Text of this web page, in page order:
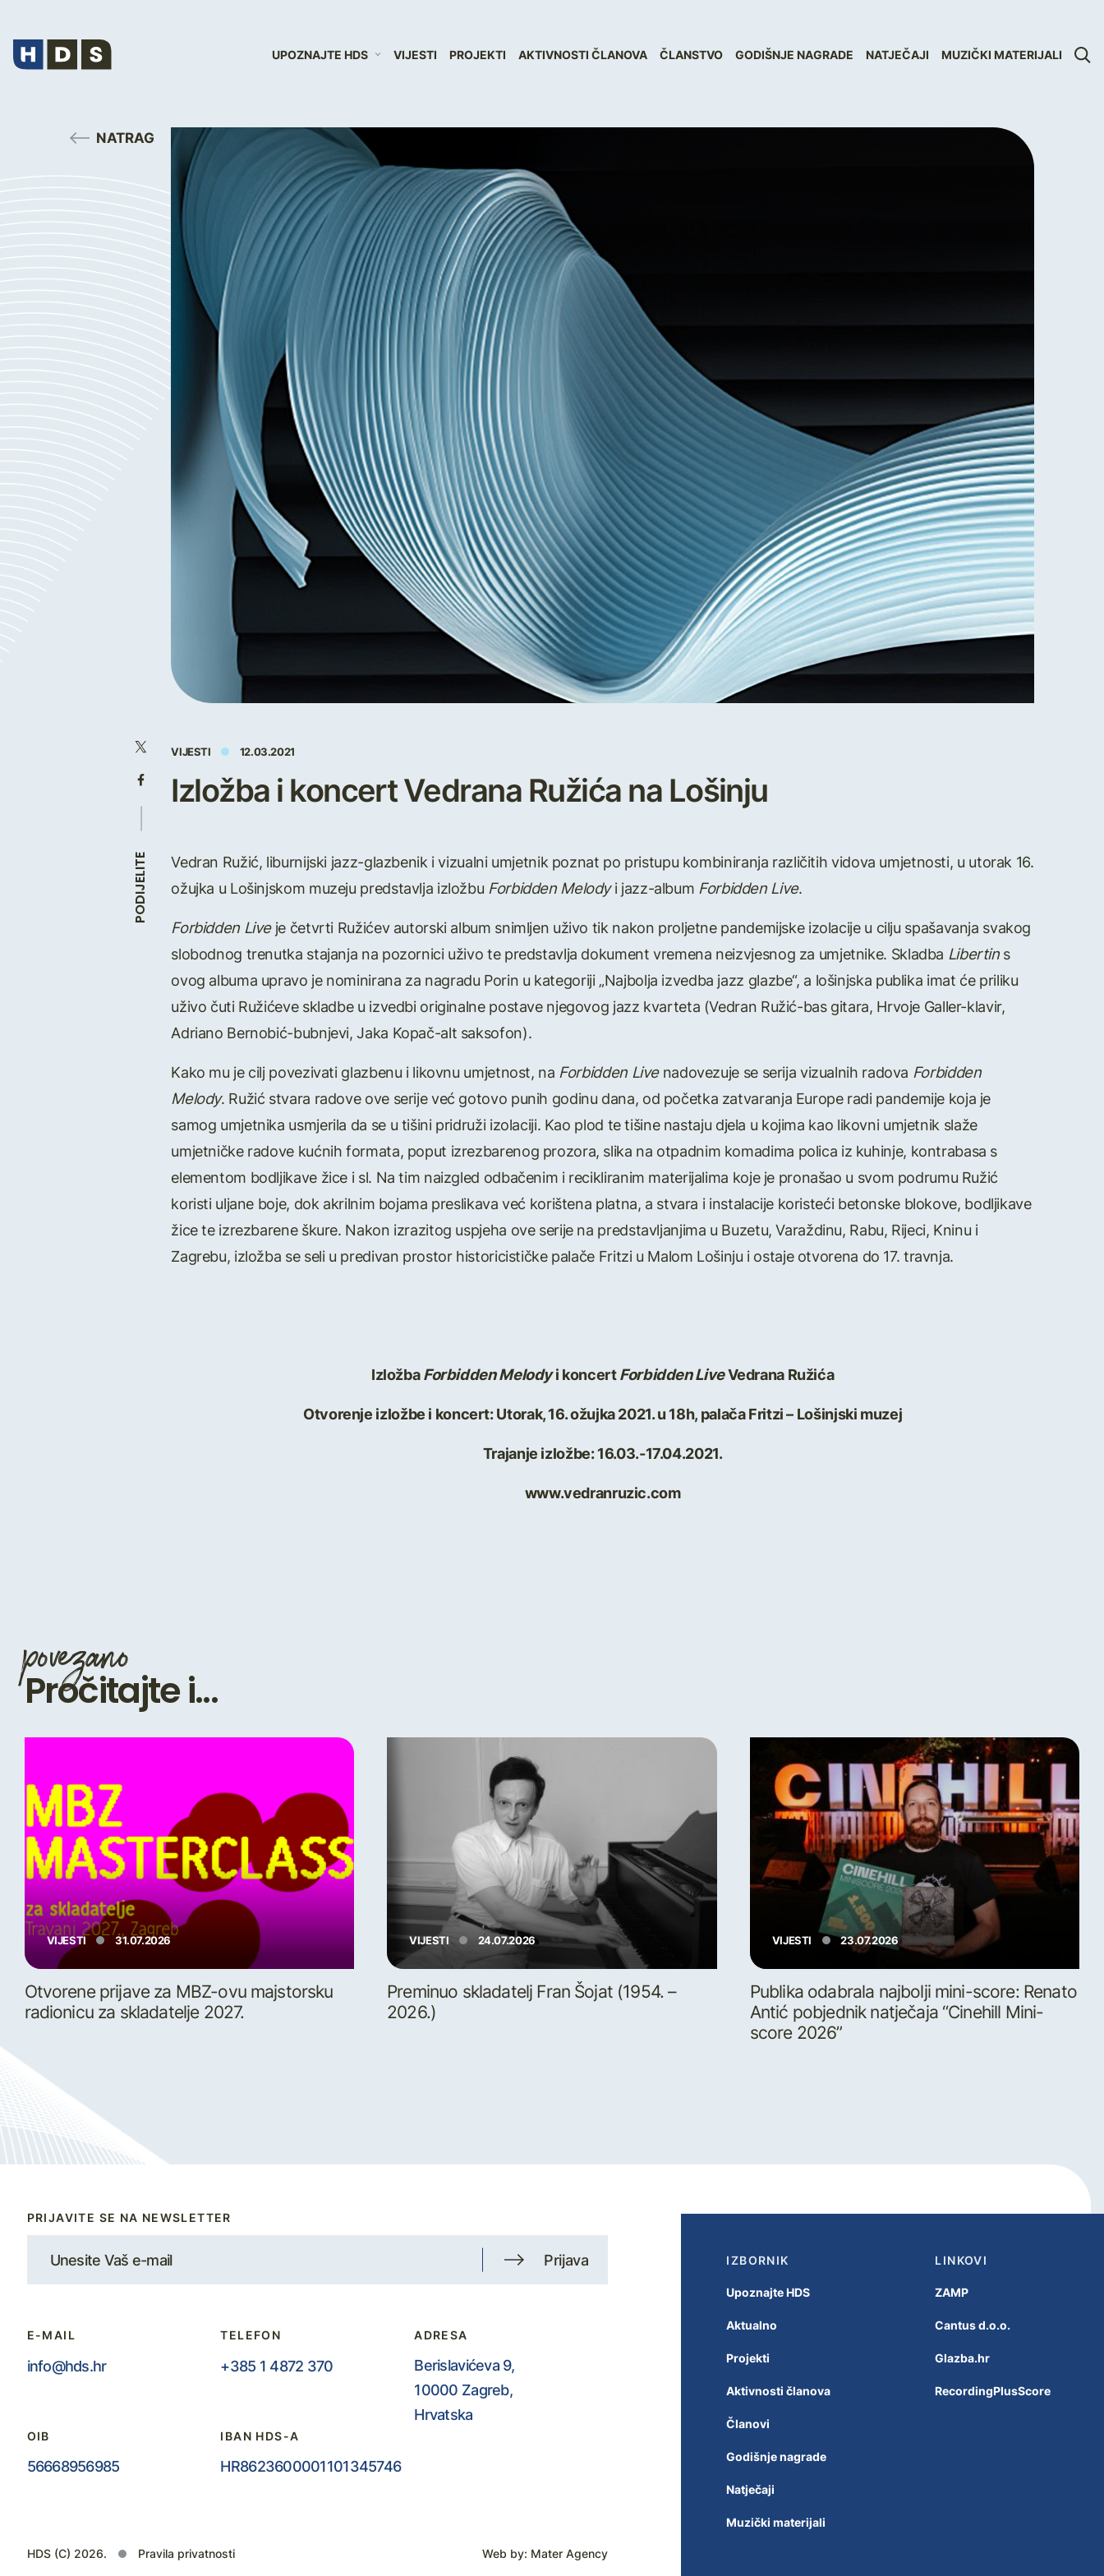
UPOZNAJTE HDS VIJESTI PROJEKTI AKTIVNOSTI ČLANOVA ČLANSTVO GODIŠNJE NAGRADE NATJEČAJI MUZIČKI MATERIJALI
NATRAG
PODIJELITE
VIJESTI 12.03.2021
Izložba i koncert Vedrana Ružića na Lošinju
Vedran Ružić, liburnijski jazz-glazbenik i vizualni umjetnik poznat po pristupu kombiniranja različitih vidova umjetnosti, u utorak 16.
ožujka u Lošinjskom muzeju predstavlja izložbu Forbidden Melodyi jazz-album Forbidden Live.
Forbidden Liveje četvrti Ružićev autorski album snimljen uživo tik nakon proljetne pandemijske izolacije u cilju spašavanja svakog
slobodnog trenutka stajanja na pozornici uživo te predstavlja dokument vremena neizvjesnog za umjetnike. Skladba Libertins
ovog albuma upravo je nominirana za nagradu Porin u kategoriji „Najbolja izvedba jazz glazbe“, a lošinjska publika imat će priliku
uživo čuti Ružićeve skladbe u izvedbi originalne postave njegovog jazz kvarteta (Vedran Ružić-bas gitara, Hrvoje Galler-klavir,
Adriano Bernobić-bubnjevi, Jaka Kopač-alt saksofon).
Kako mu je cilj povezivati glazbenu i likovnu umjetnost, na Forbidden Livenadovezuje se serija vizualnih radova Forbidden
Melody. Ružić stvara radove ove serije već gotovo punih godinu dana, od početka zatvaranja Europe radi pandemije koja je
samog umjetnika usmjerila da se u tišini pridruži izolaciji. Kao plod te tišine nastaju djela u kojima kao likovni umjetnik slaže
umjetničke radove kućnih formata, poput izrezbarenog prozora, slika na otpadnim komadima polica iz kuhinje, kontrabasa s
elementom bodljikave žice i sl. Na tim naizgled odbačenim i recikliranim materijalima koje je pronašao u svom podrumu Ružić
koristi uljane boje, dok akrilnim bojama preslikava već korištena platna, a stvara i instalacije koristeći betonske blokove, bodljikave
žice te izrezbarene škure. Nakon izrazitog uspjeha ove serije na predstavljanjima u Buzetu, Varaždinu, Rabu, Rijeci, Kninu i
Zagrebu, izložba se seli u predivan prostor historicističke palače Fritzi u Malom Lošinju i ostaje otvorena do 17. travnja.
IzložbaForbidden Melodyi koncertForbidden LiveVedrana Ružića
Otvorenje izložbe i koncert: Utorak, 16. ožujka 2021. u 18h, palača Fritzi – Lošinjski muzej
Trajanje izložbe: 16.03.-17.04.2021.
www.vedranruzic.com
povezano
Pročitajte i...
VIJESTI 31.07.2026
Otvorene prijave za MBZ-ovu majstorsku
radionicu za skladatelje 2027.
VIJESTI 24.07.2026
Preminuo skladatelj Fran Šojat (1954. –
2026.)
VIJESTI 23.07.2026
Publika odabrala najbolji mini-score: Renato
Antić pobjednik natječaja “Cinehill Mini-
score 2026”
PRIJAVITE SE NA NEWSLETTER
Prijava
E-MAIL
info@hds.hr
TELEFON
+385 1 4872 370
ADRESA
Berislavićeva 9,
10000 Zagreb,
Hrvatska
OIB
56668956985
IBAN HDS-A
HR8623600001101345746
HDS (C) 2026. Pravila privatnosti Web by: Mater Agency
IZBORNIK
Upoznajte HDS
Aktualno
Projekti
Aktivnosti članova
Članovi
Godišnje nagrade
Natječaji
Muzički materijali
LINKOVI
ZAMP
Cantus d.o.o.
Glazba.hr
RecordingPlusScore